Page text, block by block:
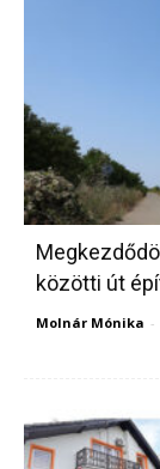
közötti út
Molnár Mónika -